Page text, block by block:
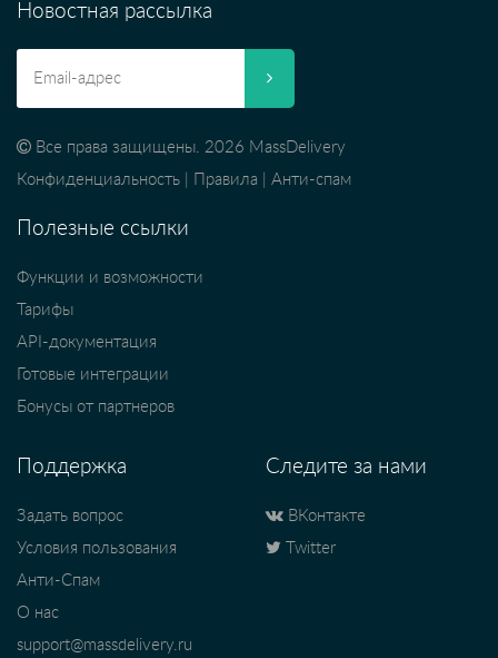
Новостная рассылка
Все права защищены. 2026 MassDelivery
Конфиденциальность
Правила Анти-спам
Полезные ссылки
Функции и возможности
Тарифы
API-документация
Готовые интеграции
Бонусы от партнеров
Поддержка
Задать вопрос
Условия пользования
Анти-Спам
О нас
support@massdelivery.ru
Следите за нами
ВКонтакте
Twitter